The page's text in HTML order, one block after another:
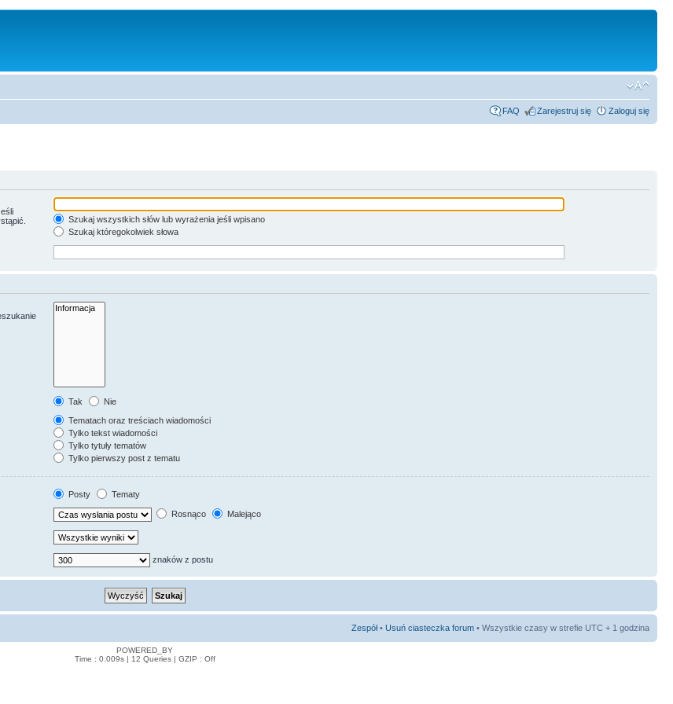
FAQ Zarejestruj się Zaloguj się
Szukaj wszystkich słów lub wyrażenia jeśli wpisano
Szukaj któregokolwiek słowa
Tak
Nie
Tematach oraz treściach wiadomości
Tylko tekst wiadomości
Tylko tytuły tematów
Tylko pierwszy post z tematu
Posty
Tematy
Rosnąco Malejąco
znaków z postu
Zespół• Usuń ciasteczka forum • Wszystkie czasy w strefie UTC + 1 godzina
POWERED_BY
Time : 0.009s | 12 Queries | GZIP : Off